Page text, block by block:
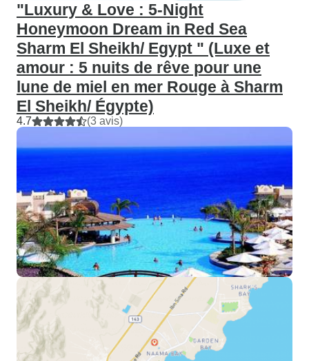
"Luxury & Love : 5-Night
Honeymoon Dream in Red Sea
Sharm El Sheikh/ Egypt " (Luxe et
amour : 5 nuits de rêve pour une
lune de miel en mer Rouge à Sharm
El Sheikh/ Égypte)
4.7 (3 avis)